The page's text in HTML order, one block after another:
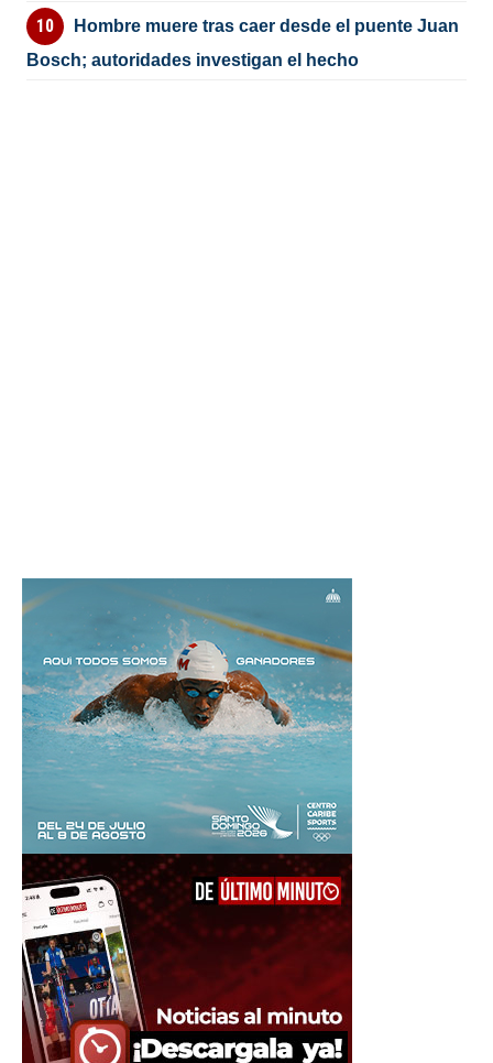
Hombre muere tras caer desde el puente Juan
Bosch; autoridades investigan el hecho